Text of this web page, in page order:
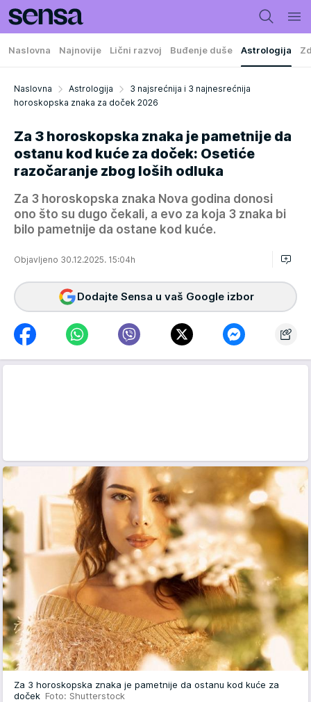
Naslovna Najnovije Lični razvoj Buđenje duše Astrologija
Naslovna Astrologija
3 najsrećnija i 3 najnesrećnija
horoskopska znaka za doček 2026
Za 3 horoskopska znaka je pametnije da
ostanu kod kuće za doček: Osetiće
razočaranje zbog loših odluka
Za 3 horoskopska znaka Nova godina donosi
ono što su dugo čekali, a evo za koja 3 znaka bi
bilo pametnije da ostane kod kuće.
Objavljeno 30.12.2025. 15:04h
Dodajte Sensa u vaš Google izbor
Za 3 horoskopska znaka je pametnije da ostanu kod kuće za
doček Foto: Shutterstock